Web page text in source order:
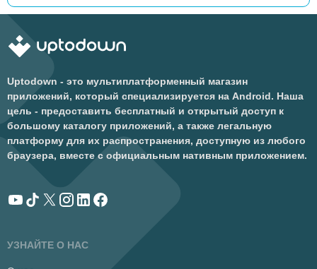
Uptodown - это мультиплатформенный магазин
приложений, который специализируется на Android. Наша
цель - предоставить бесплатный и открытый доступ к
большому каталогу приложений, а также легальную
платформу для их распространения, доступную из любого
браузера, вместе с официальным нативным приложением.
УЗНАЙТЕ О НАС